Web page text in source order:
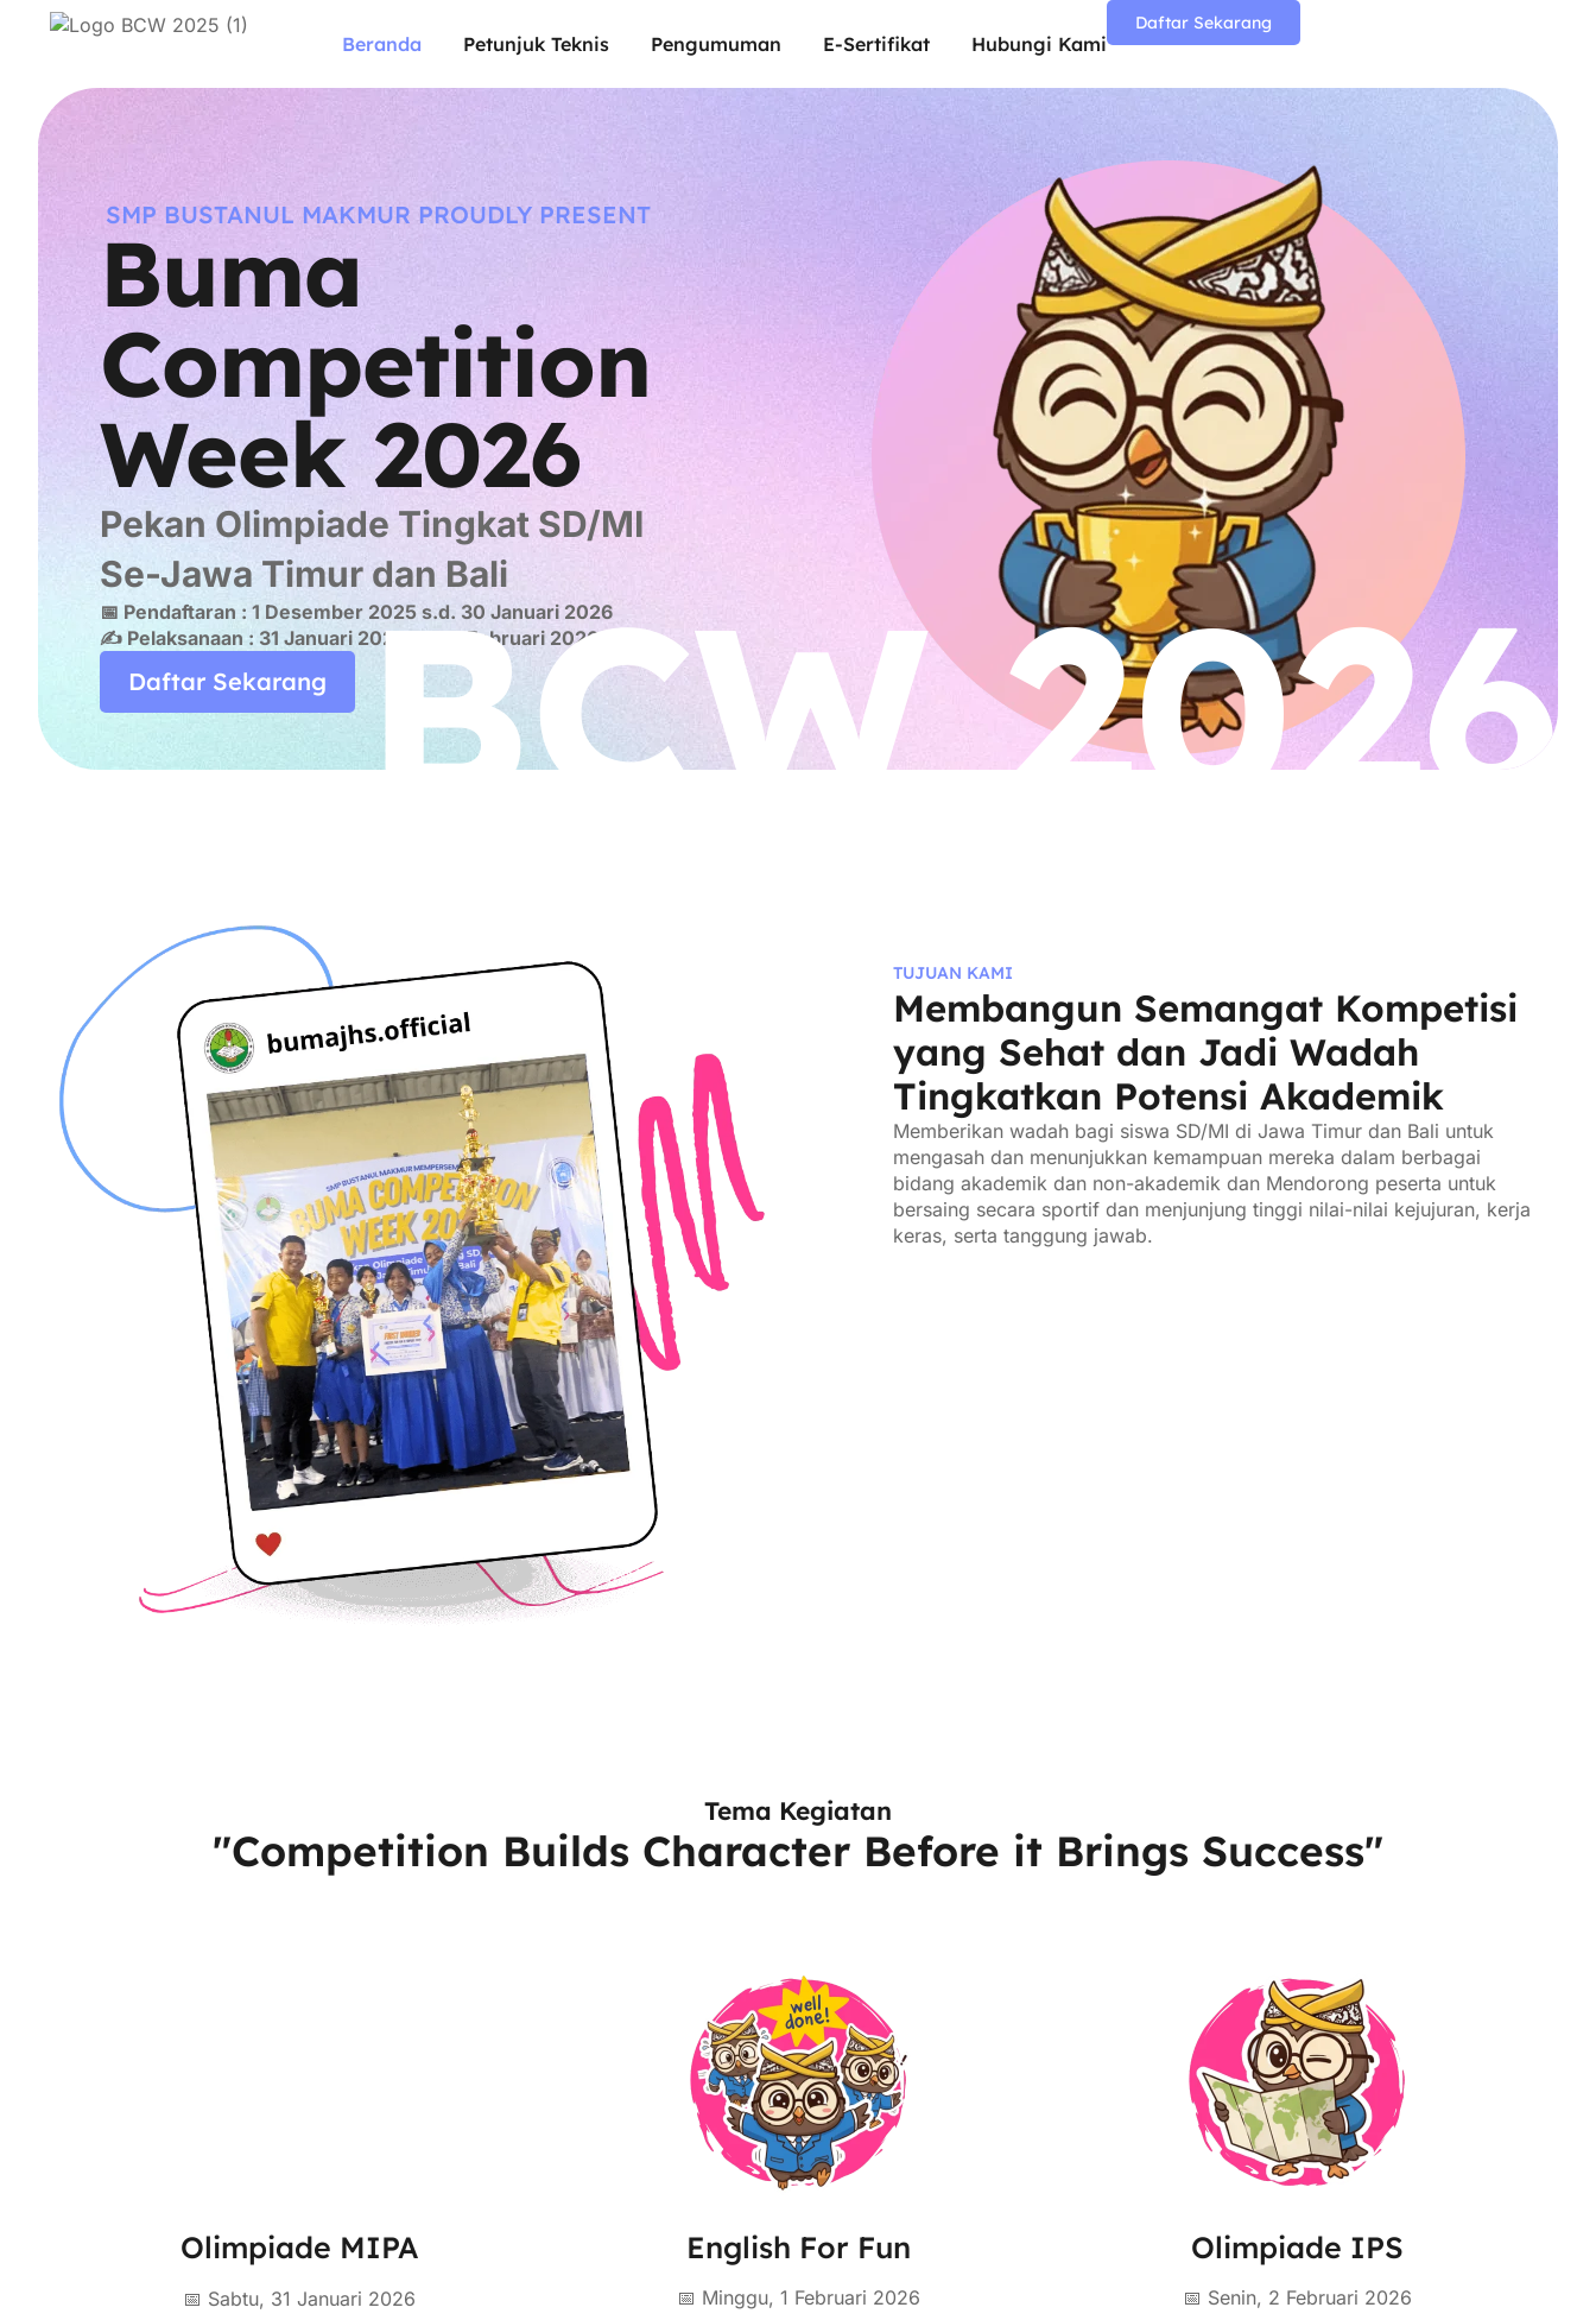
Beranda Petunjuk Teknis Pengumuman E-Sertifikat Hubungi Kami
Daftar Sekarang
SMP BUSTANUL MAKMUR PROUDLY PRESENT
Buma
Competition
Week 2026
Pekan Olimpiade Tingkat SD/MI
Se-Jawa Timur dan Bali
📅 Pendaftaran : 1 Desember 2025 s.d. 30 Januari 2026
✍️ Pelaksanaan : 31 Januari 2026 s.d. 3 Februari 2026
Daftar Sekarang BCW 2026
TUJUAN KAMI
Membangun Semangat Kompetisi
yang Sehat dan Jadi Wadah
Tingkatkan Potensi Akademik
Memberikan wadah bagi siswa SD/MI di Jawa Timur dan Bali untuk
mengasah dan menunjukkan kemampuan mereka dalam berbagai
bidang akademik dan non-akademik dan Mendorong peserta untuk
bersaing secara sportif dan menjunjung tinggi nilai-nilai kejujuran, kerja
keras, serta tanggung jawab.
Tema Kegiatan
"Competition Builds Character Before it Brings Success"
Olimpiade MIPA
📅 Sabtu, 31 Januari 2026
English For Fun
📅 Minggu, 1 Februari 2026
Olimpiade IPS
📅 Senin, 2 Februari 2026